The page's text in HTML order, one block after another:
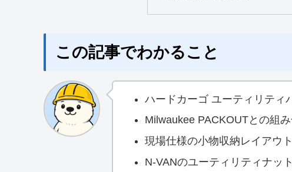
この記事でわかること
ハードカーゴ ユーティリティ
Milwaukee PACKOUTとの組
現場仕様の小物収納レイアウト
N-VANのユーティリティナッ